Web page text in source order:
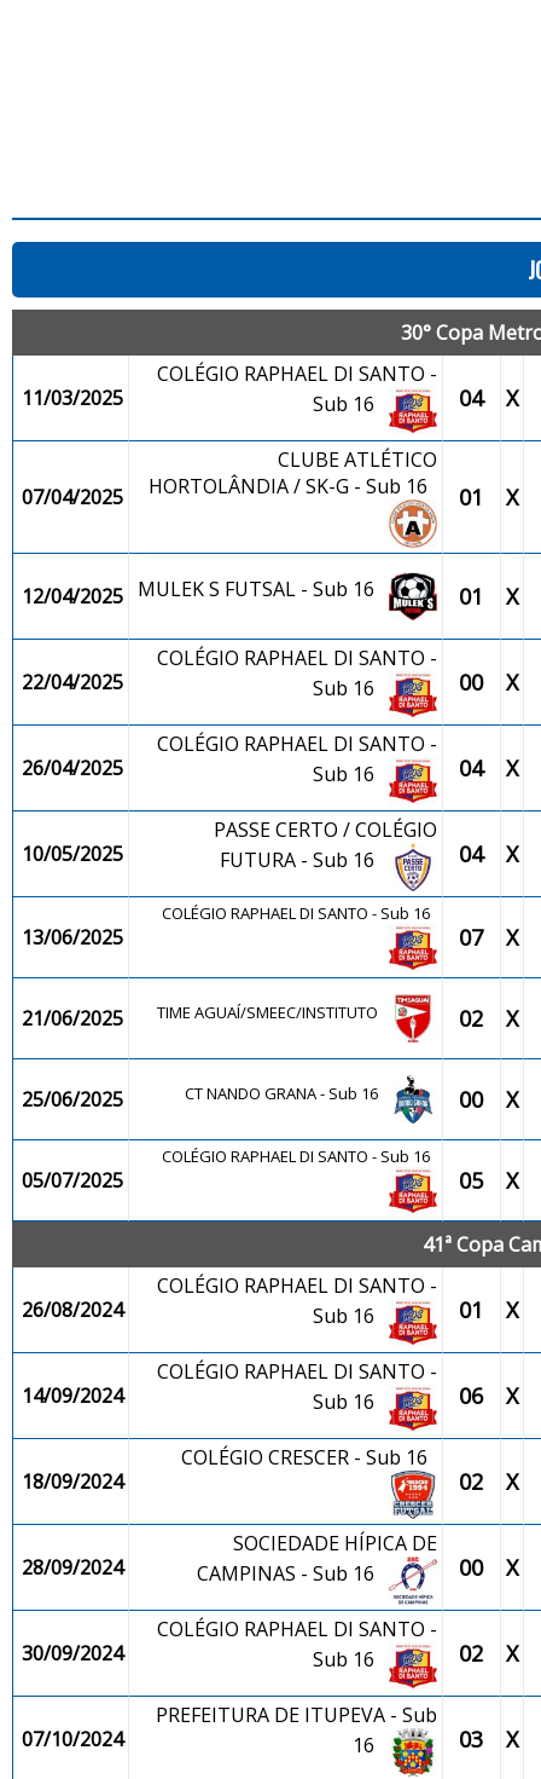
30° Copa
11/03/2025
COLÉGIO RAPHAEL DI SANTO -
Sub 16
04 X
07/04/2025
CLUBE ATLÉTICO
HORTOLÂNDIA / SK-G - Sub 16
01 X
12/04/2025 MULEK S FUTSAL - Sub 16 01 X
22/04/2025
COLÉGIO RAPHAEL DI SANTO -
Sub 16
00 X
26/04/2025
COLÉGIO RAPHAEL DI SANTO -
Sub 16
04 X
10/05/2025
PASSE CERTO / COLÉGIO
FUTURA - Sub 16
04 X
13/06/2025
COLÉGIO RAPHAEL DI SANTO - Sub 16
07 X
21/06/2025 TIME AGUAÍ/SMEEC/INSTITUTO 02 X
25/06/2025 CT NANDO GRANA - Sub 16 00 X
05/07/2025
COLÉGIO RAPHAEL DI SANTO - Sub 16
05 X
41ª Copa
26/08/2024
COLÉGIO RAPHAEL DI SANTO -
Sub 16
01 X
14/09/2024
COLÉGIO RAPHAEL DI SANTO -
Sub 16
06 X
18/09/2024
COLÉGIO CRESCER - Sub 16
02 X
28/09/2024
SOCIEDADE HÍPICA DE
CAMPINAS - Sub 16
00 X
30/09/2024
COLÉGIO RAPHAEL DI SANTO -
Sub 16
02 X
07/10/2024
PREFEITURA DE ITUPEVA - Sub
16
03 X